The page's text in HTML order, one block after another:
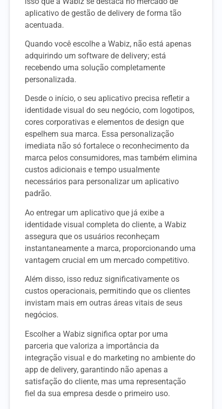
aplicativo de gestão de delivery de forma tão
acentuada.
Quando você escolhe a Wabiz, não está apenas
adquirindo um software de delivery; está
recebendo uma solução completamente
personalizada.
Desde o início, o seu aplicativo precisa refletir a
identidade visual do seu negócio, com logotipos,
cores corporativas e elementos de design que
espelhem sua marca. Essa personalização
imediata não só fortalece o reconhecimento da
marca pelos consumidores, mas também elimina
custos adicionais e tempo usualmente
necessários para personalizar um aplicativo
padrão.
Ao entregar um aplicativo que já exibe a
identidade visual completa do cliente, a Wabiz
assegura que os usuários reconheçam
instantaneamente a marca, proporcionando uma
vantagem crucial em um mercado competitivo.
Além disso, isso reduz significativamente os
custos operacionais, permitindo que os clientes
invistam mais em outras áreas vitais de seus
negócios.
Escolher a Wabiz significa optar por uma
parceria que valoriza a importância da
integração visual e do marketing no ambiente do
app de delivery, garantindo não apenas a
satisfação do cliente, mas uma representação
fiel da sua empresa desde o primeiro uso.